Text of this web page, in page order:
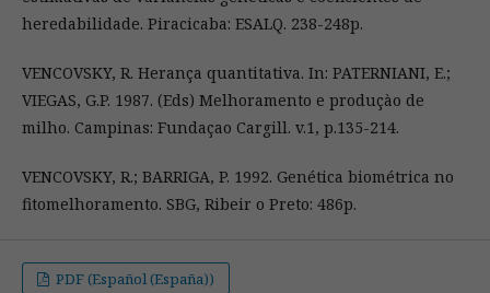
heredabilidade. Piracicaba: ESALQ. 238-248p.
VENCOVSKY, R. Herança quantitativa. In: PATERNIANI, E.;
VIEGAS, G.P. 1987. (Eds) Melhoramento e produçào de
milho. Campinas: Fundaçao Cargill. v.1, p.135-214.
VENCOVSKY, R.; BARRIGA, P. 1992. Genética biométrica no
fitomelhoramento. SBG, Ribeir o Preto: 486p.
PDF (Español (España))